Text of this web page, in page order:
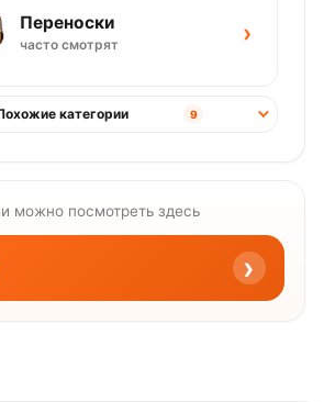
Переноски
часто смотрят ›
категории 9
можно посмотреть здесь
›